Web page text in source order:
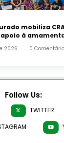
mobiliza
apoio à
2026 0
Follow Us:
TWITTER